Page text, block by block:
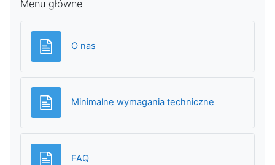
Menu główne
O nas
Minimalne wymagania techniczne
FAQStrona